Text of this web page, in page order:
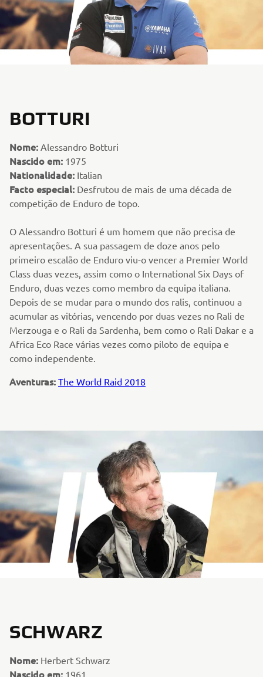
BOTTURI
Nome: Alessandro Botturi
Nascido em: 1975
Nationalidade: Italian
Facto especial: Desfrutou de mais de uma década de
competição de Enduro de topo.
O Alessandro Botturi é um homem que não precisa de
apresentações. A sua passagem de doze anos pelo
primeiro escalão de Enduro viu-o vencer a Premier World
Class duas vezes, assim como o International Six Days of
Enduro, duas vezes como membro da equipa italiana.
Depois de se mudar para o mundo dos ralis, continuou a
acumular as vitórias, vencendo por duas vezes no Rali de
Merzouga e o Rali da Sardenha, bem como o Rali Dakar e a
Africa Eco Race várias vezes como piloto de equipa e
como independente.
Aventuras: The World Raid 2018
SCHWARZ
Nome: Herbert Schwarz
Nascido em: 1961